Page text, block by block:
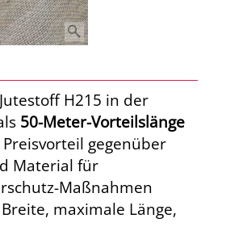
H215 in der
50-Meter-Vorteilslänge
gegenüber
Material für
Maßnahmen
maximale Länge,